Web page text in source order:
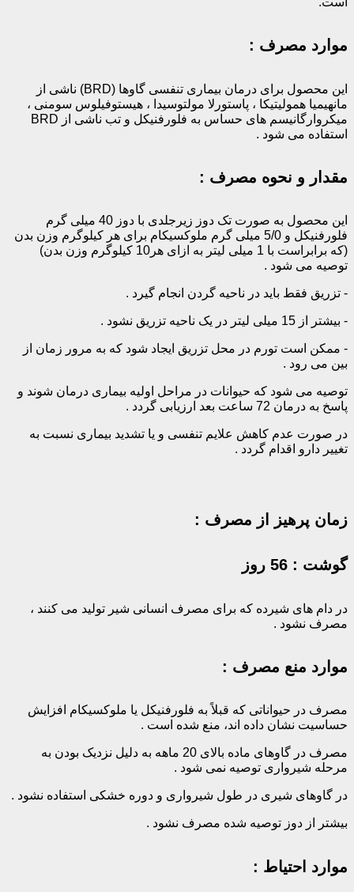
موارد مصرف :
این محصول برای درمان بیماری تنفسی گاوها (BRD) ناشی از
مانهیمیا همولیتیکا ، پاستورلا مولتوسیدا ، هیستوفیلوس سومنی ،
میکروارگانیسم های حساس به فلورفنیکل و تب ناشی از‌ BRD
استفاده می شود .
مقدار و نحوه مصرف :
این محصول به صورت تک دوز زیرجلدی با دوز 40 میلی گرم
فلورفنیکل و 5/0 میلی گرم ملوکسیکام برای هر کیلوگرم وزن بدن
(که برابراست با 1 میلی لیتر به ازای هر10 کیلوگرم وزن بدن)
توصیه می شود .
‌- تزریق فقط باید در ناحیه گردن انجام گیرد .
‌- ‌بیشتر از 15 میلی لیتر در یک ناحیه تزریق نشود .
‌- ‌ممکن است تورم در محل تزریق ایجاد شود که به مرور زمان از
بین می رود .
توصیه می شود که حیوانات در مراحل اولیه بیماری درمان شوند و
پاسخ به درمان 72 ساعت بعد ارزیابی گردد .
در صورت عدم کاهش علایم تنفسی و یا تشدید بیماری نسبت به
تغییر دارو اقدام گردد .
زمان پرهیز از مصرف :
گوشت :
در دام های شیرده که برای مصرف انسانی شیر تولید می کنند ،
مصرف نشود .
موارد منع مصرف :
مصرف در حیواناتی که قبلاً‌ به فلورفنیکل یا‌ ‌ملوکسیکام افزایش
حساسیت نشان داده اند، منع شده است .
مصرف در گاوهای ماده بالا‌ی 20 ماهه به دلیل نزدیک بودن به
مرحله شیرواری توصیه نمی شود .
در گاوهای شیری در طول شیرواری و دوره خشکی استفاده نشود .
بیشتر از دوز توصیه شده مصرف نشود .
موارد احتیاط :